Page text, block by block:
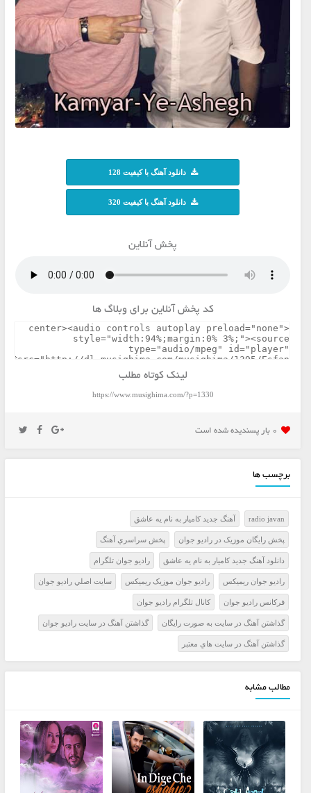
دانلود آهنگ با کیفیت 128
دانلود آهنگ با کیفیت 320
پخش آنلاین
کد پخش آنلاین برای وبلاگ ها
لینک کوتاه مطلب
https://www.musighima.com/?p=1330
0 بار پسنديده شده است
برچسب ها
radio javan آهنگ جدید کامیار به نام یه عاشق
پخش رايگان موزيک در راديو جوان پخش سراسري آهنگ
دانلود آهنگ جدید کامیار به نام یه عاشق راديو جوان تلگرام
راديو جوان ريميکس راديو جوان موزيک ريميکس سايت اصلي راديو جوان
فرکانس راديو جوان کانال تلگرام راديو جوان
گذاشتن آهنگ در سايت به صورت رايگان گذاشتن آهنگ در سايت راديو جوان
گذاشتن آهنگ در سايت هاي معتبر
مطالب مشابه